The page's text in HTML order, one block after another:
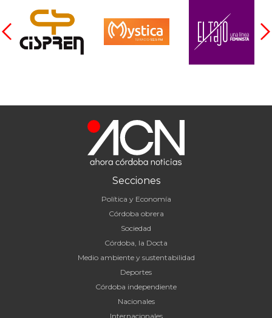
Secciones
Política y Economía
Córdoba obrera
Sociedad
Córdoba, la Docta
Medio ambiente y sustentabilidad
Deportes
Córdoba independiente
Nacionales
Internacionales